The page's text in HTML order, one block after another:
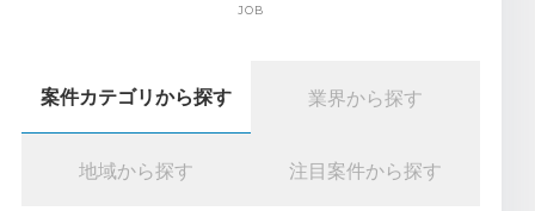
JOB
案件カテゴリから探す 業界から探す
地域から探す 注目案件から探す